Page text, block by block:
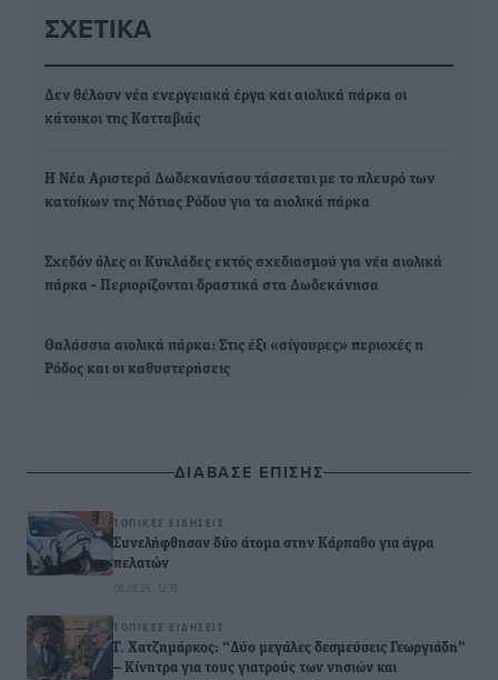
ΣΧΕΤΙΚΆ
Δεν θέλουν νέα ενεργειακά έργα και αιολικά πάρκα οι
κάτοικοι της Κατταβιάς
Η Νέα Αριστερά Δωδεκανήσου τάσσεται με το πλευρό των
κατοίκων της Νότιας Ρόδου για τα αιολικά πάρκα
Σχεδόν όλες οι Κυκλάδες εκτός σχεδιασμού για νέα αιολικά
πάρκα - Περιορίζονται δραστικά στα Δωδεκάνησα
Θαλάσσια αιολικά πάρκα: Στις έξι «σίγουρες» περιοχές η
Ρόδος και οι καθυστερήσεις
ΔΙΑΒΑΣΕ ΕΠΙΣΗΣ
ΤΟΠΙΚΈΣ ΕΙΔΉΣΕΙΣ
Συνελήφθησαν δύο άτομα στην Κάρπαθο για άγρα
πελατών
08.08.26 · 12:15
ΤΟΠΙΚΈΣ ΕΙΔΉΣΕΙΣ
Γ. Χατζημάρκος: “Δύο μεγάλες δεσμεύσεις Γεωργιάδη”
– Κίνητρα για τους γιατρούς των νησιών και